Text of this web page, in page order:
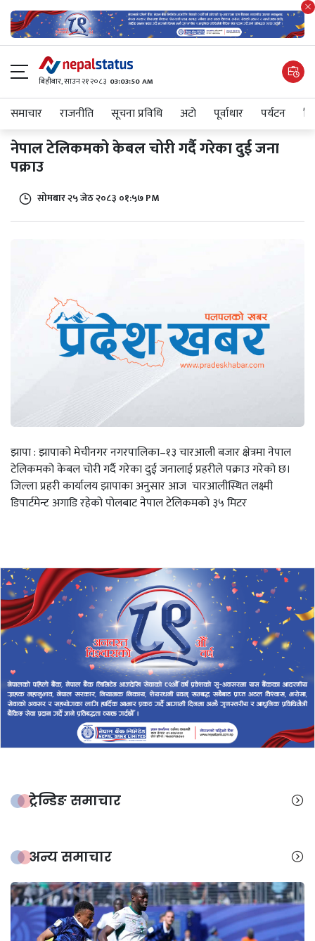
बिहीबार, साउन २१ २०८३ 03:03:50 AM
समाचार राजनीति सूचना प्रविधि अटाे पूर्वाधार पर्यटन
नेपाल टेलिकमको केबल चोरी गर्दै गरेका दुई जना
पक्राउ
सोमबार २५ जेठ २०८३ ०१:५७ PM
झापा : झापाको मेचीनगर नगरपालिका–१३ चारआली बजार क्षेत्रमा नेपाल
टेलिकमको केबल चोरी गर्दै गरेका दुई जनालाई प्रहरीले पक्राउ गरेको छ।
जिल्ला प्रहरी कार्यालय झापाका अनुसार आज चारआलीस्थित लक्ष्मी
डिपार्टमेन्ट अगाडि रहेको पोलबाट नेपाल टेलिकमको ३५ मिटर
ट्रेन्डिङ समाचार
अन्य समाचार